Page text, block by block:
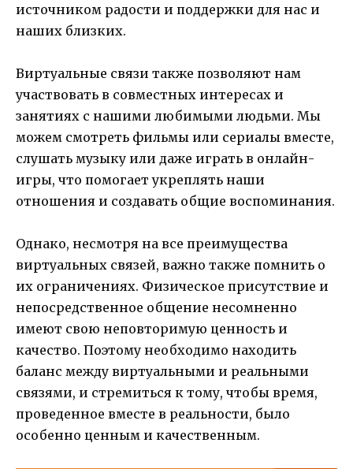
источником радости и поддержки для нас и
наших близких.
Виртуальные связи также позволяют нам
участвовать в совместных интересах и
занятиях с нашими любимыми людьми. Мы
можем смотреть фильмы или сериалы вместе,
слушать музыку или даже играть в онлайн-
игры, что помогает укреплять наши
отношения и создавать общие воспоминания.
Однако, несмотря на все преимущества
виртуальных связей, важно также помнить о
их ограничениях. Физическое присутствие и
непосредственное общение несомненно
имеют свою неповторимую ценность и
качество. Поэтому необходимо находить
баланс между виртуальными и реальными
связями, и стремиться к тому, чтобы время,
проведенное вместе в реальности, было
особенно ценным и качественным.